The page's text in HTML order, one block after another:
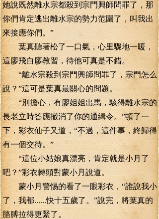
她說既然離水宗都殺到宗門興師問罪了，那
你們肯定逃出離水宗的勢力范圍了，叫我出
來接應你們。”
葉真聽著松了一口氣，心里驟地一暖，
這廖飛白廖教習，待他可真是不錯。
“離水宗殺到宗門興師問罪了，宗門怎么
說？”這可是葉真最關心的問題。
“別擔心，有廖姐姐出馬，駭得離水宗的
長老立時答應撤消了你的通緝令。”頓了一
下，彩衣仙子又道，“不過，這件事，終歸得
有一個交待。”
“這位小姑娘真漂亮，肯定就是小月了
吧？”彩衣轉頭對蒙小月說道。
蒙小月警惕的看了一眼彩衣，“誰說我小
了，我都......快十五歲了。”說完，將葉真的
胳膊拉得更緊了。